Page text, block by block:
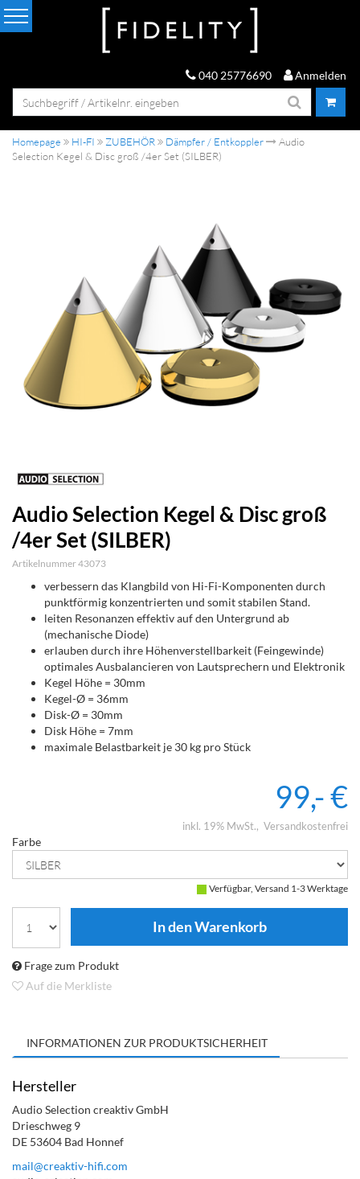
040 25776690 Anmelden
Homepage HI-FI ZUBEHÖR Dämpfer / Entkoppler
Audio
Selection Kegel & Disc groß /4er Set (SILBER)
Audio Selection Kegel & Disc groß
/4er Set (SILBER)
Artikelnummer 43073
verbessern das Klangbild von Hi-Fi-Komponenten durch
punktförmig konzentrierten und somit stabilen Stand.
leiten Resonanzen effektiv auf den Untergrund ab
(mechanische Diode)
erlauben durch ihre Höhenverstellbarkeit (Feingewinde)
optimales Ausbalancieren von Lautsprechern und Elektronik
Kegel Höhe = 30mm
Kegel-Ø = 36mm
Disk-Ø = 30mm
Disk Höhe = 7mm
maximale Belastbarkeit je 30 kg pro Stück
99,- €
inkl. 19% MwSt. Versandkostenfrei
Farbe
Verfügbar, Versand 1-3 Werktage
Frage zum Produkt
Auf die Merkliste
INFORMATIONEN ZUR PRODUKTSICHERHEIT
Hersteller
Audio Selection creaktiv GmbH
Drieschweg 9
DE 53604 Bad Honnef
mail@creaktiv-hifi.com